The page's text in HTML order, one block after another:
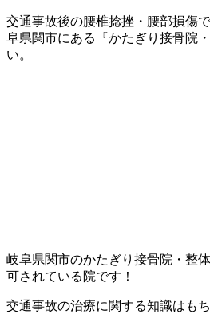
交通事故後の腰椎捻挫・腰部損傷
阜県関市にある『かたぎり接骨院
い。
岐阜県関市のかたぎり接骨院・整
可されている院です！
交通事故の治療に関する知識はも